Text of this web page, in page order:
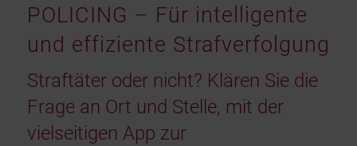
POLICING – Für intelligente
und effiziente Strafverfolgung
Straftäter oder nicht? Klären Sie die
Frage an Ort und Stelle, mit der
vielseitigen App zur